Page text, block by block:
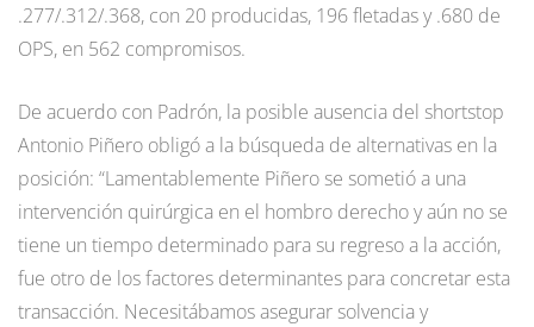
.277/.312/.368, con 20 producidas, 196 fletadas y .680 de
OPS, en 562 compromisos.
De acuerdo con Padrón, la posible ausencia del shortstop
Antonio Piñero obligó a la búsqueda de alternativas en la
posición: “Lamentablemente Piñero se sometió a una
intervención quirúrgica en el hombro derecho y aún no se
tiene un tiempo determinado para su regreso a la acción,
fue otro de los factores determinantes para concretar esta
transacción. Necesitábamos asegurar solvencia y